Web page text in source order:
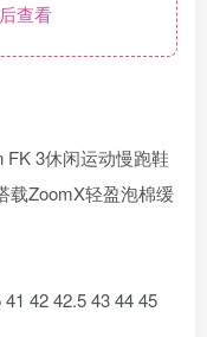
查看
FK 3休闲运动慢跑鞋
载ZoomX轻盈泡棉缓
42 42.5 43 44 45